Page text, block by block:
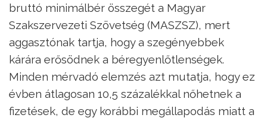
bruttó minimálbér összegét a Magyar
Szakszervezeti Szövetség (MASZSZ), mert
aggasztónak tartja, hogy a szegényebbek
kárára erősödnek a béregyenlőtlenségek.
Minden mérvadó elemzés azt mutatja, hogy ez
évben átlagosan 10,5 százalékkal nőhetnek a
fizetések, de egy korábbi megállapodás miatt a